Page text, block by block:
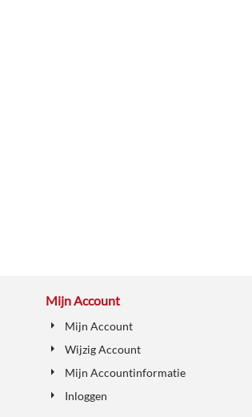
Mijn Account
Mijn Account
Wijzig Account
Mijn Accountinformatie
Inloggen